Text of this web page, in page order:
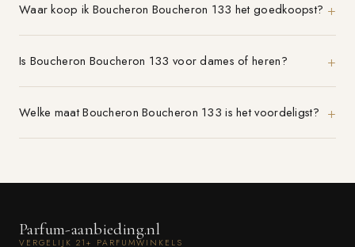
Waar koop ik Boucheron Boucheron 133 het goedkoopst?
Is Boucheron Boucheron 133 voor dames of heren?
Welke maat Boucheron Boucheron 133 is het voordeligst?
Parfum-aanbieding.nl
VERGELIJK 21+ PARFUMWINKELS